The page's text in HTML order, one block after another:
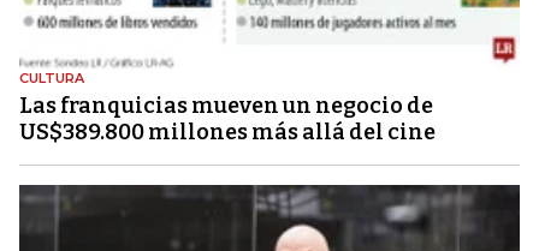
CULTURA
Las franquicias mueven un negocio de
US$389.800 millones más allá del cine